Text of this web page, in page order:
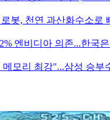
봇, 천연 과산화수소로
엔비디아 의존...한국
메모리 최강"...삼성 승부